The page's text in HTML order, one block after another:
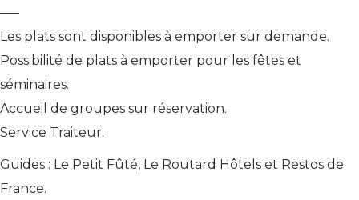
—–
Les plats sont disponibles à emporter sur demande.
Possibilité de plats à emporter pour les fêtes et
séminaires.
Accueil de groupes sur réservation.
Service Traiteur.
Guides : Le Petit Fûté, Le Routard Hôtels et Restos de
France.